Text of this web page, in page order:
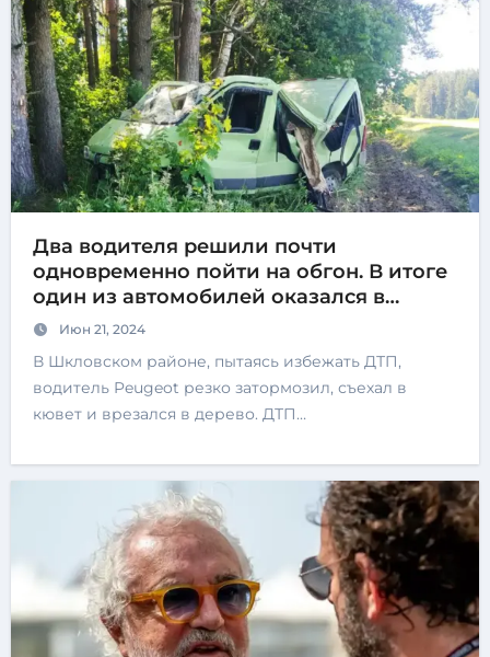
Два водителя решили почти
одновременно пойти на обгон. В итоге
один из автомобилей оказался в
кювете
Июн 21, 2024
В Шкловском районе, пытаясь избежать ДТП,
водитель Peugeot резко затормозил, съехал в
кювет и врезался в дерево. ДТП…